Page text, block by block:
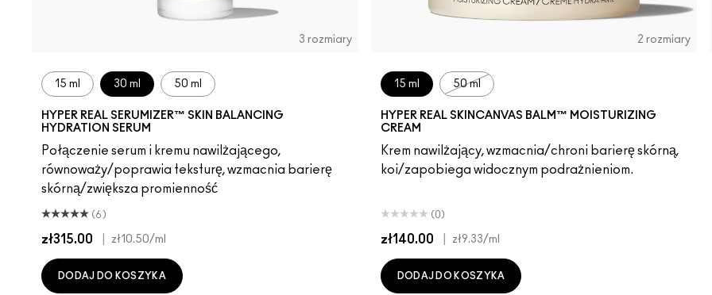
3 rozmiary
15 ml 30 ml 50 ml
HYPER REAL SERUMIZER™ SKIN BALANCING
HYDRATION SERUM
Połączenie serum i kremu nawilżającego,
równoważy/poprawia teksturę, wzmacnia barierę
skórną/zwiększa promienność
(6)
zł315.00 zł10.50/ml
DODAJ DO KOSZYKA
2 rozmiary
15 ml 50 ml
HYPER REAL SKINCANVAS BALM™ MOISTURIZING
CREAM
Krem nawilżający, wzmacnia/chroni barierę skórną,
koi/zapobiega widocznym podrażnieniom.
(0)
zł140.00 zł9.33/ml
DODAJ DO KOSZYKA